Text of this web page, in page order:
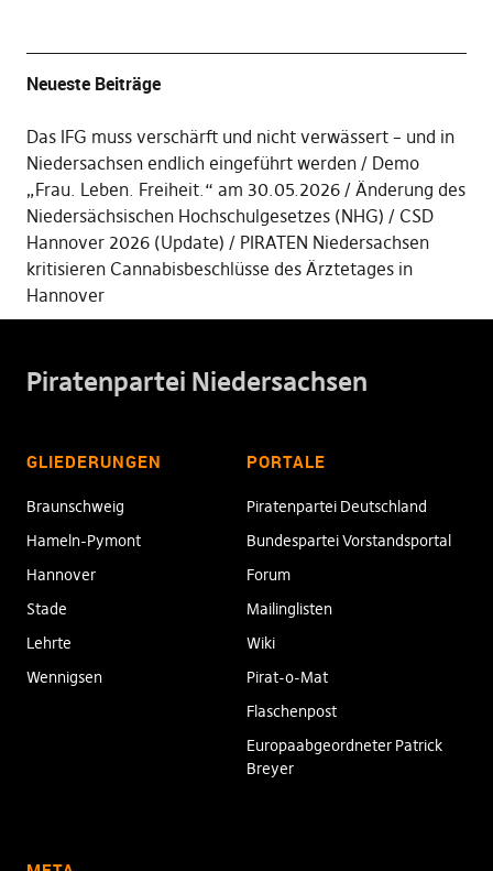
Neueste Beiträge
Das IFG muss verschärft und nicht verwässert – und in
Niedersachsen endlich eingeführt werden
Demo
„Frau. Leben. Freiheit.“ am 30.05.2026
Änderung des
Niedersächsischen Hochschulgesetzes (NHG)
CSD
Hannover 2026 (Update)
PIRATEN Niedersachsen
kritisieren Cannabisbeschlüsse des Ärztetages in
Hannover
Piratenpartei Niedersachsen
GLIEDERUNGEN
Braunschweig
Hameln-Pymont
Hannover
Stade
Lehrte
Wennigsen
PORTALE
Piratenpartei Deutschland
Bundespartei Vorstandsportal
Forum
Mailinglisten
Wiki
Pirat-o-Mat
Flaschenpost
Europaabgeordneter Patrick
Breyer